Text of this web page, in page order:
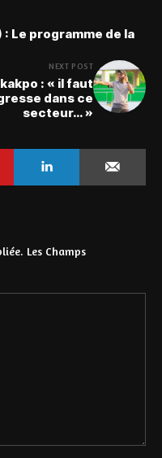
: Le programme de la
NEXT POST
: « il faut
dans ce
secteur… »
Les Champs